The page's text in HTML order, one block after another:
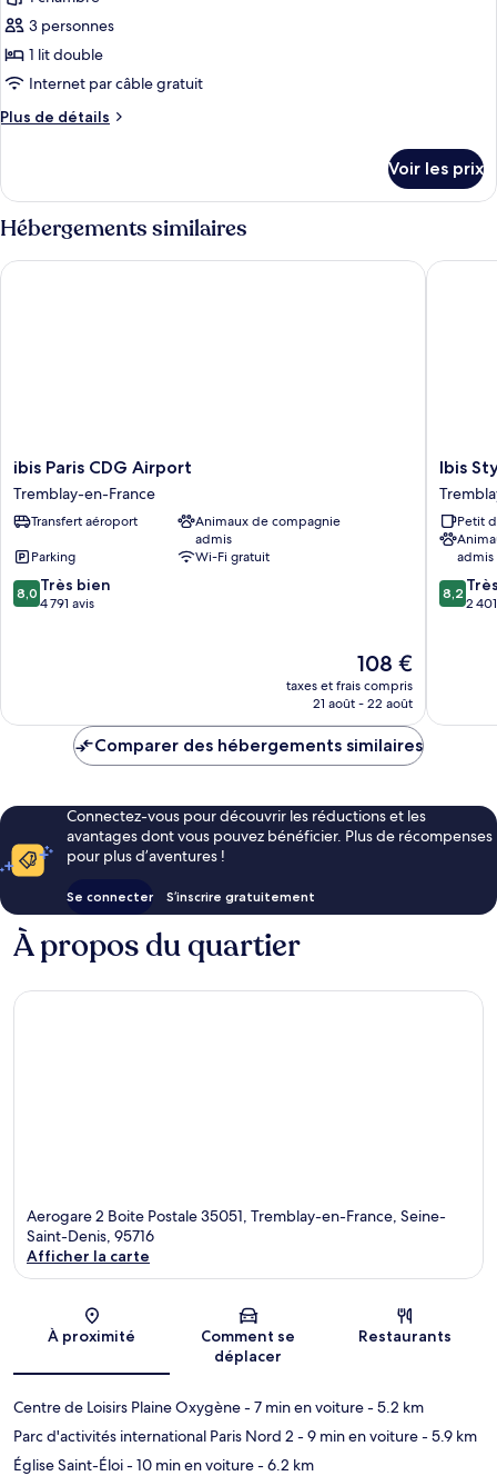
place
lits
une
place
pour
ce
type
chambre :
lit
double
3 personnes
1 lit double
Internet par câble gratuit
Plus de détails
Plus
le
type
de
Suite
Voir les prix
Hébergements similaires
ibis
Paris
CDG
Airport
en-
France
ibis Paris CDG Airport
Tremblay-en-France
Transfert aéroport
Animaux de compagnie
admis
Parking
Wi-Fi gratuit
8.0
sur
8,0 Très bien
4 791 avis
Le
nouveau
prix
de
108 €
taxes et frais compris
21 août - 22 août
ibis Paris CDG Airport
Ibis
Styles
Paris
Charles
de
Gaulle
Airport
Ibis
Petit
admis
8.2
sur
8,2
2
Ibis
Comparer des hébergements similaires
Connectez-vous pour découvrir les réductions et les
avantages dont vous pouvez bénéficier. Plus de récompenses
pour plus d’aventures !
Se connecter S’inscrire gratuitement
À propos du quartier
Aerogare 2 Boite Postale 35051, Tremblay-en-France, Seine-
Saint-Denis, 95716
Afficher la carte
À proximité
Comment se
déplacer
Restaurants
Centre de Loisirs Plaine Oxygène- 7 min en voiture- 5.2 km
Parc d'activités international Paris Nord 2 - 9 min en voiture- 5.9 km
Église Saint-Éloi- 10 min en voiture- 6.2 km